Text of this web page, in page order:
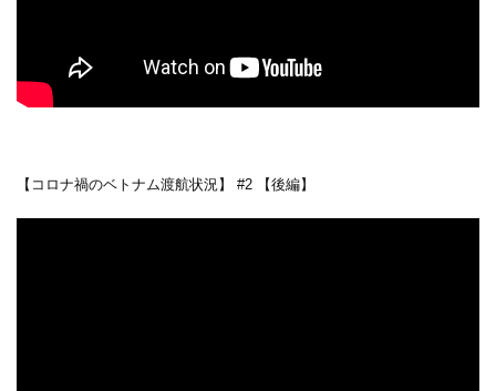
【コロナ禍のベトナム渡航状況】 #2 【後編】